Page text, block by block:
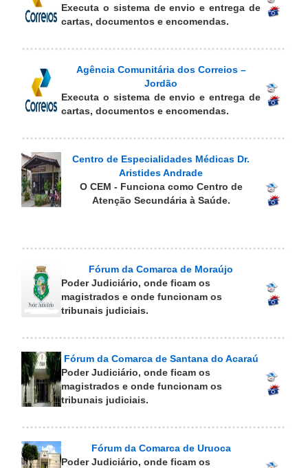
Executa o sistema de envio e entrega de
cartas, documentos e encomendas.
Agência Comunitária dos Correios –
Jordão
Executa o sistema de envio e entrega de
cartas, documentos e encomendas.
Centro de Especialidades Médicas Dr.
Aristides Andrade
O CEM - Funciona como Centro de
Atenção Secundária à Saúde.
Fórum da Comarca de Moraújo
Poder Judiciário, onde ficam os
magistrados e onde funcionam os
tribunais judiciais.
Fórum da Comarca de Santana do Acaraú
Poder Judiciário, onde ficam os
magistrados e onde funcionam os
tribunais judiciais.
Fórum da Comarca de Uruoca
Poder Judiciário, onde ficam os